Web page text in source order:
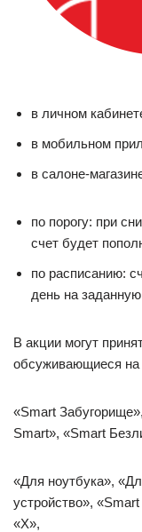
в личном
в мобильном
в салоне-
по порогу: при
счет будет
по расписанию:
день на
В акции могут
обсуживающиеся
«Smart
Smart», «Smart
«Для ноутбука»,
устройство»,
«X»,